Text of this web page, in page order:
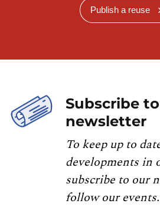
Publish a reuse
Subscribe
newsletter
To keep up to
developments in
subscribe to our
follow our events.